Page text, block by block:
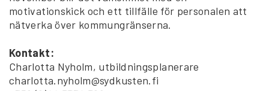
motivationskick och ett tillfälle för personalen att
nätverka över kommungränserna.
Kontakt:
Charlotta Nyholm, utbildningsplanerare
charlotta.nyholm@sydkusten.fi